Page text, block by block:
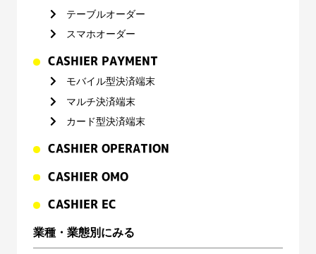
テーブルオーダー
スマホオーダー
CASHIER PAYMENT
モバイル型決済端末
マルチ決済端末
カード型決済端末
CASHIER OPERATION
CASHIER OMO
CASHIER EC
業種・業態別にみる